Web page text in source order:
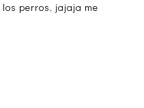
los perros, jajaja me